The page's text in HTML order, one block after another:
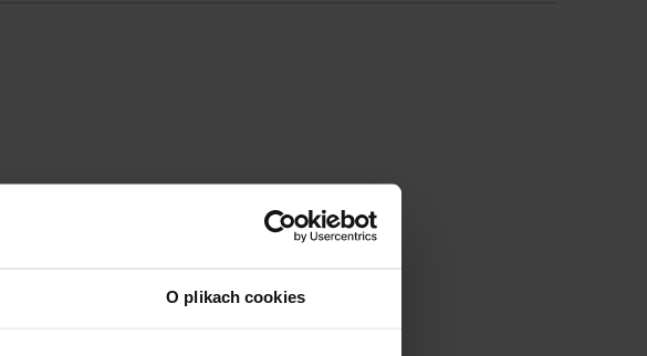
O plikach cookies